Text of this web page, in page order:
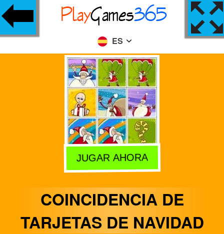
ES
JUGAR AHORA
COINCIDENCIA DE
TARJETAS DE NAVIDAD